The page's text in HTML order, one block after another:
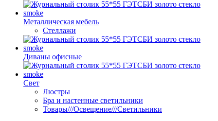
Металлическая мебель
Стеллажи
Диваны офисные
Свет
Люстры
Бра и настенные светильники
Товары///Освещение///Светильники